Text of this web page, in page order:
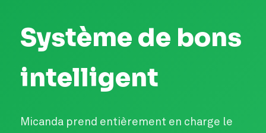
Système de bons
intelligent
Micanda prend entièrement en charge le